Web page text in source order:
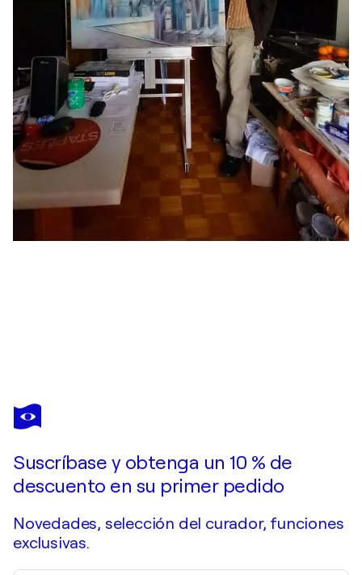
DAVIDE RODOQUINO
Il Mondo Perduto
Suscríbase y obtenga un 10 % de
descuento en su primer pedido
Novedades, selección del curador, funciones
exclusivas.